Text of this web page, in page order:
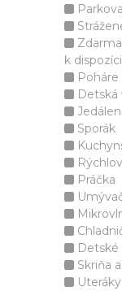
k
Poháre
Detská
Sporák
Práčka
Skriňa
Uteráky